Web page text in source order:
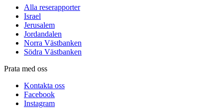
Alla reserapporter
Israel
Jerusalem
Jordandalen
Norra Västbanken
Södra Västbanken
Prata med oss
Kontakta oss
Facebook
Instagram